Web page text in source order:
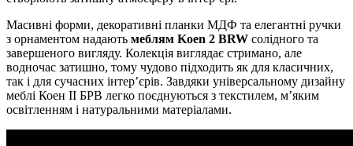
Масивні форми, декоративні планки МДФ та елегантні ручки
з орнаментом надають меблям Koen 2 BRW солідного та
завершеного вигляду. Колекція виглядає стримано, але
водночас затишно, тому чудово підходить як для класичних,
так і для сучасних інтер’єрів. Завдяки універсальному дизайну
меблі Коен II БРВ легко поєднуються з текстилем, м’яким
освітленням і натуральними матеріалами.